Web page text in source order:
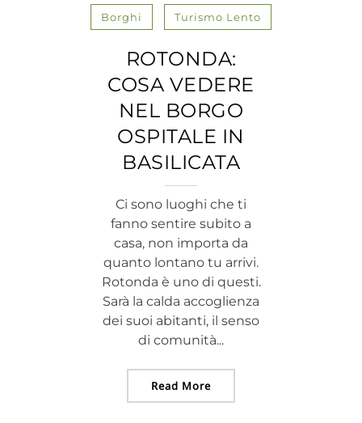
Borghi Turismo Lento
ROTONDA:
COSA VEDERE
NEL BORGO
OSPITALE IN
BASILICATA
Ci sono luoghi che ti
fanno sentire subito a
casa, non importa da
quanto lontano tu arrivi.
Rotonda è uno di questi.
Sarà la calda accoglienza
dei suoi abitanti, il senso
di comunità...
Read More